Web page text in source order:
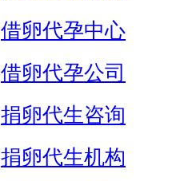
借卵代孕中心
借卵代孕公司
捐卵代生咨询
捐卵代生机构